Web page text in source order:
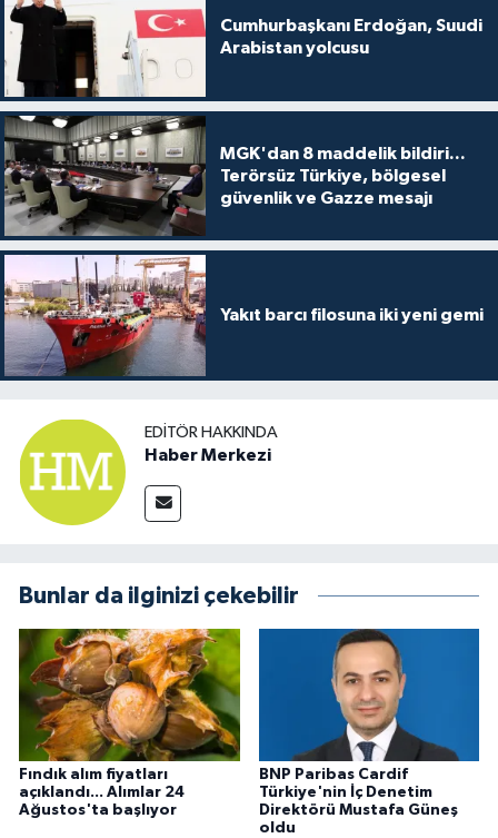
Cumhurbaşkanı Erdoğan, Suudi
Arabistan yolcusu
MGK'dan 8 maddelik bildiri...
Terörsüz Türkiye, bölgesel
güvenlik ve Gazze mesajı
Yakıt barcı filosuna iki yeni gemi
EDITÖR HAKKINDA
Haber Merkezi
Bunlar da ilginizi çekebilir
Fındık alım fiyatları
açıklandı... Alımlar 24
Ağustos'ta başlıyor
BNP Paribas Cardif
Türkiye'nin İç Denetim
Direktörü Mustafa Güneş
oldu